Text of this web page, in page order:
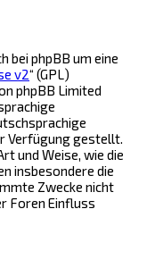
bei phpBB um eine
v2“ (GPL)
phpBB Limited
Verfügung gestellt.
und Weise, wie die
insbesondere die
Zwecke nicht
Foren Einfluss